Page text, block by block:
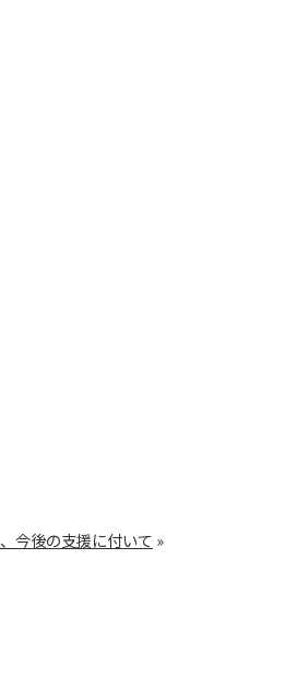
今後の支援に付いて »